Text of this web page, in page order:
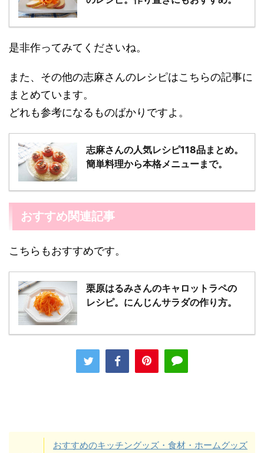
是非作ってみてくださいね。
また、その他の志麻さんのレシピはこちらの記事に
まとめています。
どれも参考になるものばかりですよ。
志麻さんの人気レシピ118品まとめ。
簡単料理から本格メニューまで。
おすすめ関連記事
こちらもおすすめです。
栗原はるみさんのキャロットラペの
レシピ。にんじんサラダの作り方。
おすすめのキッチングッズ・食材・ホームグッズ